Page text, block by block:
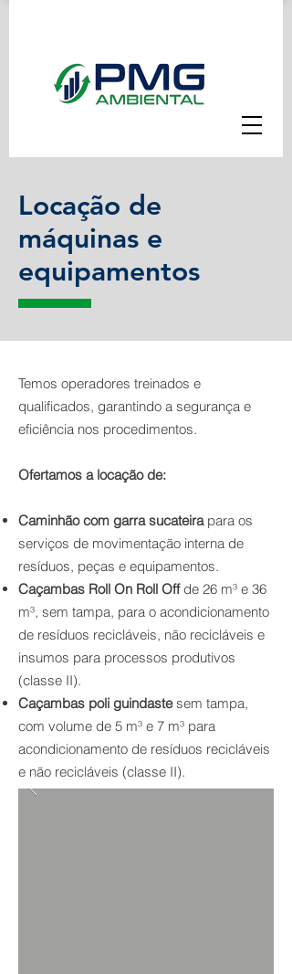
Locação de
máquinas e
equipamentos
Temos operadores treinados e
qualificados, garantindo a segurança e
eficiência nos procedimentos.
Ofertamos a locação de:
Caminhão com garra sucateirapara os
serviços de movimentação interna de
resíduos, peças e equipamentos.
Caçambas Roll On Roll Offde 26 m³ e 36
m³, sem tampa, para o acondicionamento
de resíduos recicláveis, não recicláveis e
insumos para processos produtivos
(classe II).
Caçambas poli guindastesem tampa,
com volume de 5 m³ e 7 m³ para
acondicionamento de resíduos recicláveis
e não recicláveis (classe II).